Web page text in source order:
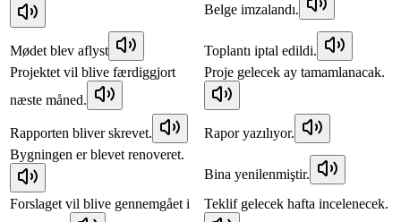
Belge imzalandı.
Mødet blev aflyst
Toplantı iptal edildi.
Projektet vil blive færdiggjort
næste måned.
Proje gelecek ay tamamlanacak.
Rapporten bliver skrevet.
Rapor yazılıyor.
Bygningen er blevet renoveret.
Bina yenilenmiştir.
Forslaget vil blive gennemgået i
Teklif gelecek hafta incelenecek.